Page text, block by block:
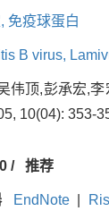
免疫球蛋白
B virus,
伟顶,彭承宏,
10(04): 353-
0/ 推荐
EndNote Ris